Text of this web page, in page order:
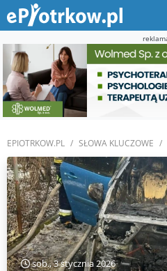
EPIOTRKOW.PL SŁOWA KLUCZOWE
sob., 3 stycznia 2026